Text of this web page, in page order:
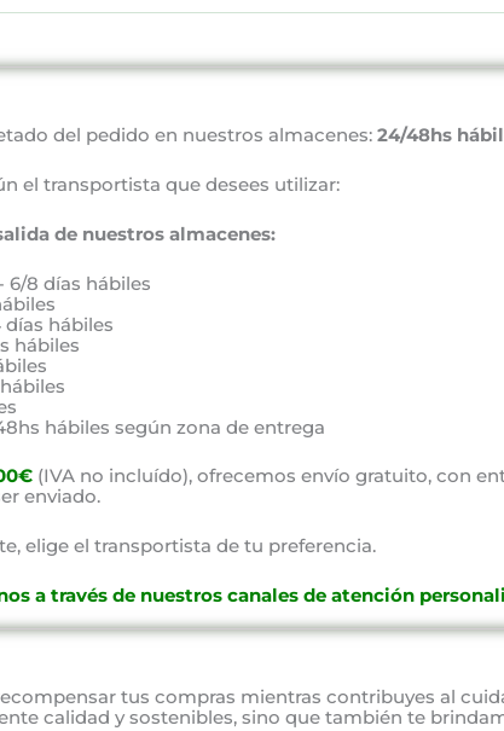
del pedido en nuestros almacenes: 24/48hs
el transportista que desees utilizar:
de nuestros almacenes:
6/8 días hábiles
días hábiles
hábiles
hábiles según zona de entrega
(IVA no incluído), ofrecemos envío gratuito, con
enviado.
elige el transportista de tu preferencia.
a través de nuestros canales de atención
tus compras mientras contribuyes al
calidad y sostenibles, sino que también te